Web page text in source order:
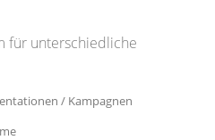
für unterschiedliche
/ Kampagnen